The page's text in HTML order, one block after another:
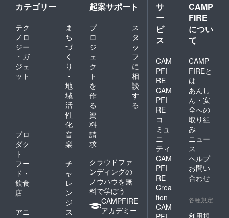
カテゴリー
テク
ノロ
ジー
・ガ
ジェ
ット
ま
ち
づ
く
り
・
地
域
活
性
化
プロ
ダク
ト
音
楽
フー
ド・
飲食
店
チ
ャ
レ
ン
ジ
アニ
ス
起案サポート
プ
ロ
ジ
ェ
ク
ト
を
作
る
ス
タ
ッ
フ
に
相
談
す
る
資
料
請
求
クラウドファ
ンディングの
ノウハウを無
料で学ぼう
CAMPFIRE
アカデミー
サ
ー
ビ
ス
CAM
PFI
RE
CAM
PFI
RE
コ
ミュ
ニ
ティ
CAM
PFI
RE
Crea
tion
CAM
CAMP
FIRE
につい
て
CAMP
FIREと
は
あんし
ん・安
全への
取り組
み
ニュー
ス
ヘルプ
お問い
合わせ
各種規定